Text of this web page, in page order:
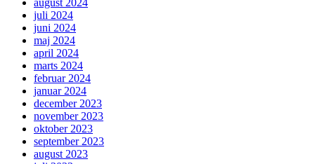
august 2024
juli 2024
juni 2024
maj 2024
april 2024
marts 2024
februar 2024
januar 2024
december 2023
november 2023
oktober 2023
september 2023
august 2023